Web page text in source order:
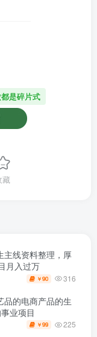
是碎片式
藏
主线资料整理，厚
月入过万
￥90 316
品的电商产品的生
业项目
￥99 225